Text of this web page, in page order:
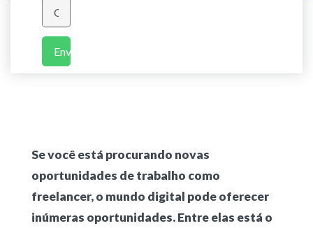
Enviar
Se você está procurando novas
oportunidades de trabalho como
freelancer, o mundo digital pode oferecer
inúmeras oportunidades. Entre elas está o